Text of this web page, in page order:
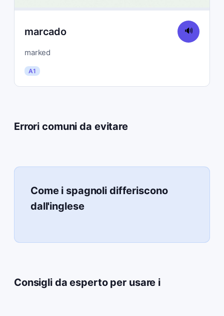
marcado 🔊
marked
A1
Errori comuni da evitare
Come i spagnoli differiscono
dall'inglese
Consigli da esperto per usare i